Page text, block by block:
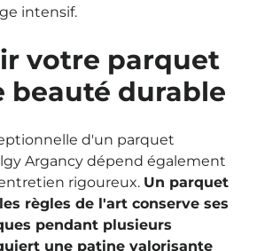
intensif.
votre parquet
beauté durable
d'un parquet
Argancy dépend également
rigoureux. Un parquet
règles de l'art conserve ses
pendant plusieurs
une patine valorisante